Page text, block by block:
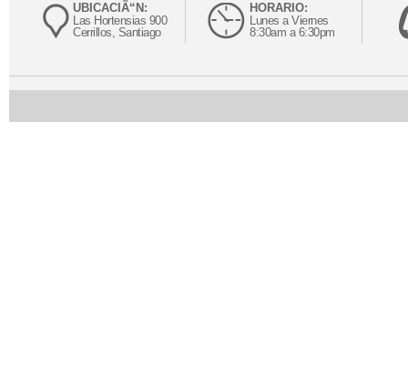
UBICACIÃ“N:
Las Hortensias 900
Cerrillos, Santiago
HORARIO:
Lunes a Viernes
8:30am a 6:30pm